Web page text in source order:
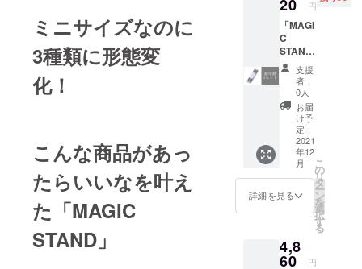
ミニサイズなのに
3種類に形態変
化！
こんな商品があっ
たらいいなを叶え
た「MAGIC
STAND」
ります。是
非私たちの
商品をその
手にお取り
ください。
ン・仕
様は変
更にな
る可能
性もご
ざいま
す。ご
了承く
ださ
い。 ※
ご注文
状況、
使用部
材の供
給状
合等に
より出
20 円
「MAGI
C
STAND
」1セッ
ト
【税・
送料
込】 50
名様限
定価
格！
【一般
販売予
定価格
の5400
円から
フ】 ※
デザイ
支援
者：
0人
お届
け予
定：
2021
年12
月
詳細を見る
こ
の
リ
タ
ー
ン
を
選
択
す
る
4,8
60 円